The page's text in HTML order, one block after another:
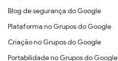
Blog de segurança do Google
Plataforma no Grupos do Google
Criação no Grupos do Google
Portabilidade no Grupos do Google